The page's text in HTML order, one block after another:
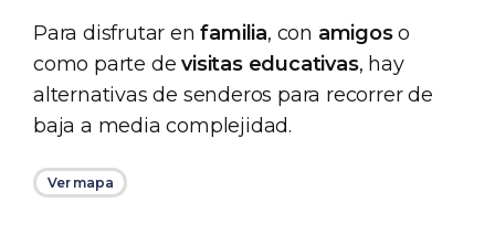
Para disfrutar enfamilia, con amigoso
como parte devisitas educativas, hay
alternativas de senderos para recorrer de
baja a media complejidad.
Ver mapa